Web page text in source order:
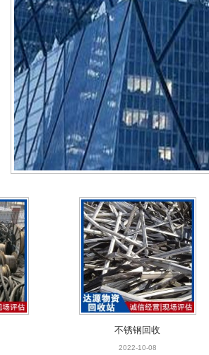
不锈钢回收
2022-10-08